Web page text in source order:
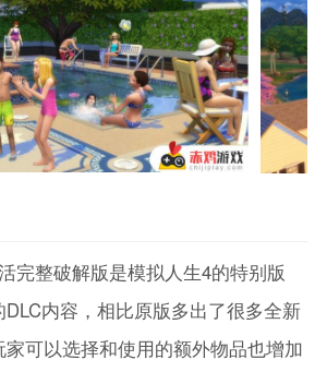
完整破解版是模拟人生4的特别版
内容，相比原版多出了很多全新
可以选择和使用的额外物品也增加